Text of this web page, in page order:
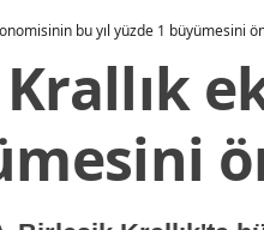
bu yıl yüzde 1 büyümesini